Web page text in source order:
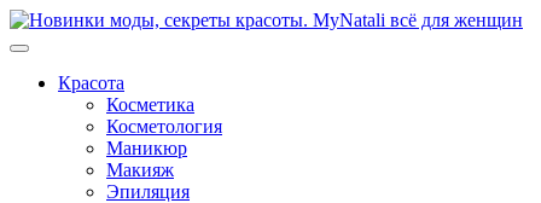
Перейти
к
Красота
Косметика
Косметология
Маникюр
Макияж
Эпиляция